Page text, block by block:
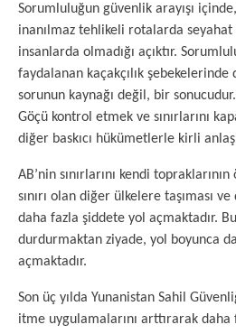
Sorumluluğun güvenlik arayışı
inanılmaz tehlikeli rotalarda
insanlarda olmadığı açıktır.
faydalanan kaçakçılık
sorunun kaynağı değil, bir
Göçü kontrol etmek ve sınırlarını
diğer baskıcı hükümetlerle kirli
AB’nin sınırlarını kendi
sınırı olan diğer ülkelere taşıması ve
daha fazla şiddete yol açmaktadır.
durdurmaktan ziyade, yol boyunca
açmaktadır.
Son üç yılda Yunanistan Sahil
itme uygulamalarını arttırarak